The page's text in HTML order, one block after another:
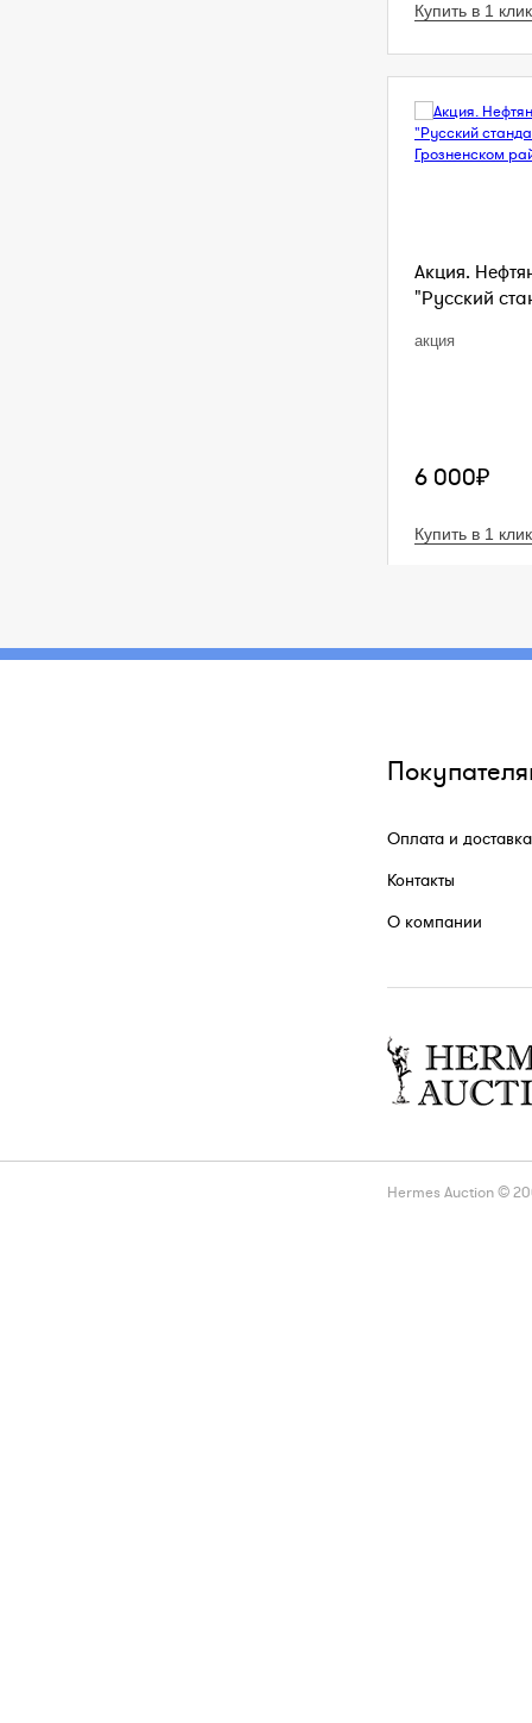
Купить в 1 клик
Акция.
"Русский
акция
6 000₽
Купить в 1 клик
Оплата и доставка
Контакты
О компании
Hermes Auction ©